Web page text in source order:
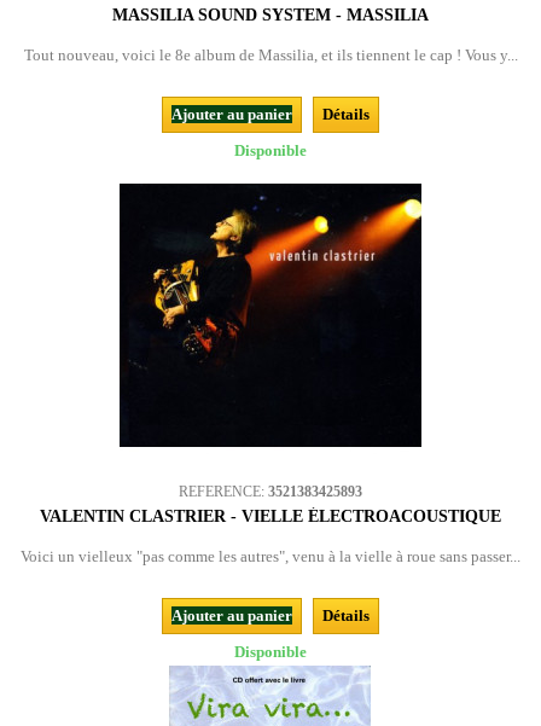
MASSILIA SOUND SYSTEM - MASSILIA
Tout nouveau, voici le 8e album de Massilia, et ils tiennent le cap ! Vous y...
Ajouter au panier
Détails
Disponible
REFERENCE: 3521383425893
VALENTIN CLASTRIER - VIELLE ÉLECTROACOUSTIQUE
Voici un vielleux "pas comme les autres", venu à la vielle à roue sans passer...
Ajouter au panier
Détails
Disponible